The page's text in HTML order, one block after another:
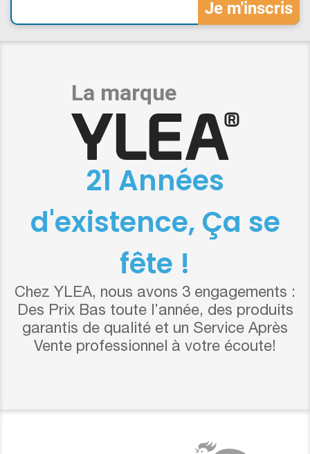
21 Années
d'existence, Ça se
fête !
Chez YLEA, nous avons 3 engagements :
Des Prix Bas toute l’année, des produits
garantis de qualité et un Service Après
Vente professionnel à votre écoute!